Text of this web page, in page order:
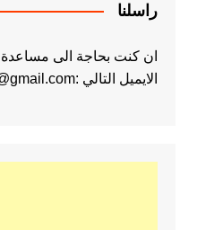
راسلنا
ان كنت بحاجة الى
الايميل التالي :maktabatiiebook@gmail.com